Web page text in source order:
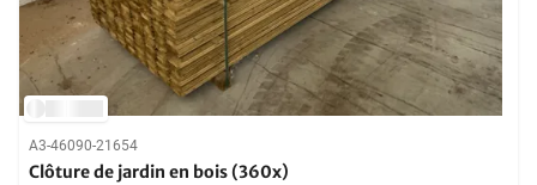
A3-46090-21654
Clôture de jardin en bois (360x)